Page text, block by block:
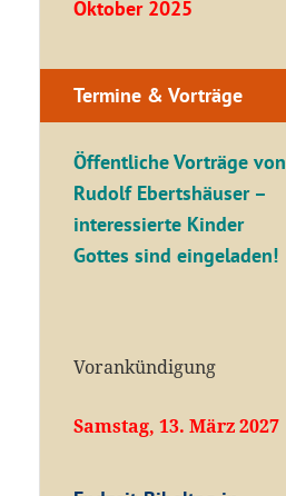
Oktober 2025
Termine & Vorträge
Öffentliche Vorträge von
Rudolf Ebertshäuser –
interessierte Kinder
Gottes sind eingeladen!
Vorankündigung
Samstag, 13. März 2027